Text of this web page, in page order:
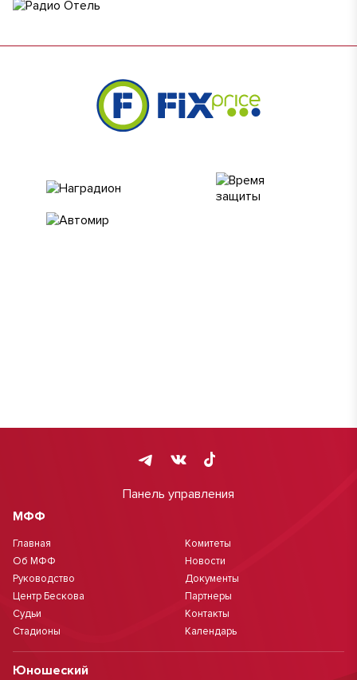
Панель управления
МФФ
Главная
Об МФФ
Руководство
Центр Бескова
Судьи
Стадионы
Комитеты
Новости
Документы
Партнеры
Контакты
Календарь
Юношеский